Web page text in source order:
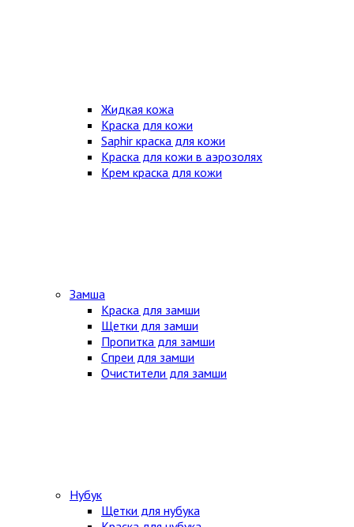
Жидкая кожа
Краска для кожи
Saphir краска для кожи
Краска для кожи в аэрозолях
Крем краска для кожи
Замша
Краска для замши
Щетки для замши
Пропитка для замши
Спреи для замши
Очистители для замши
Нубук
Щетки для нубука